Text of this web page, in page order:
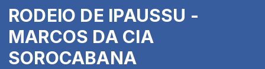
RODEIO DE IPAUSSU -
MARCOS DA CIA
SOROCABANA